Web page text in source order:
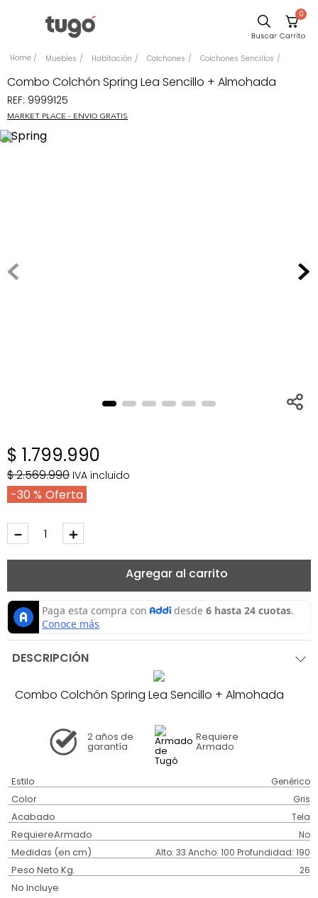
0
Muebles Habitación Colchones Colchones Sencillos
Combo Colchón Spring Lea Sencillo + Almohada
REF: 9999125
MARKET PLACE - ENVIO GRATIS
$ 1.799.990
$2.569.990 IVA incluido
30 %
＋
－
Agregar al carrito
DESCRIPCIÓN
Combo Colchón Spring Lea Sencillo + Almohada
2 años de
garantía
Requiere
Armado
Estilo Genérico
Color Gris
Acabado Tela
RequiereArmado No
Medidas (en cm) Alto: 33 Ancho: 100 Profundidad: 190
Peso Neto Kg. 26
No Incluye
Comedor
Escritorio
Sillas